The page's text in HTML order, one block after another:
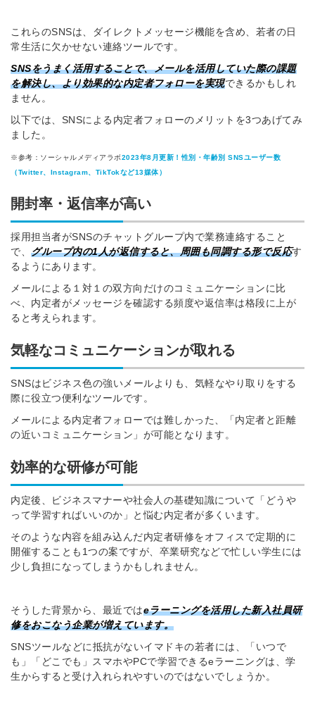
これらのSNSは、ダイレクトメッセージ機能を含め、若者の日
常生活に欠かせない連絡ツールです。
SNSをうまく活用することで、メールを活用していた際の課題
を解決し、より効果的な内定者フォローを実現できるかもしれ
ません。
以下では、SNSによる内定者フォローのメリットを3つあげてみ
ました。
※参考：ソーシャルメディアラボ2023年8月更新！性別・年齢別 SNSユーザー数
（Twitter、Instagram、TikTokなど13媒体）
開封率・返信率が高い
採用担当者がSNSのチャットグループ内で業務連絡すること
で、 グループ内の1人が返信すると、周囲も同調する形で反応す
るようにあります。
メールによる１対１の双方向だけのコミュニケーションに比
べ、内定者がメッセージを確認する頻度や返信率は格段に上が
ると考えられます。
気軽なコミュニケーションが取れる
SNSはビジネス色の強いメールよりも、気軽なやり取りをする
際に役立つ便利なツールです。
メールによる内定者フォローでは難しかった、「内定者と距離
の近いコミュニケーション」が可能となります。
効率的な研修が可能
内定後、ビジネスマナーや社会人の基礎知識について「どうや
って学習すればいいのか」と悩む内定者が多くいます。
そのような内容を組み込んだ内定者研修をオフィスで定期的に
開催することも1つの案ですが、卒業研究などで忙しい学生には
少し負担になってしまうかもしれません。
そうした背景から、最近ではeラーニングを活用した新入社員研
修をおこなう企業が増えています。
SNSツールなどに抵抗がないイマドキの若者には、「いつで
も」「どこでも」スマホやPCで学習できるeラーニングは、学
生からすると受け入れられやすいのではないでしょうか。